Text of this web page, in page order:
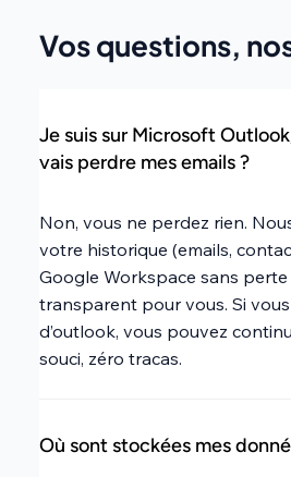
Je suis sur Microsoft
vais perdre mes emails ?
Non, vous ne perdez rien.
votre historique (emails,
Google Workspace sans
transparent pour vous. Si
d’outlook, vous pouvez
souci, zéro tracas.
Où sont stockées mes
Vos questions,